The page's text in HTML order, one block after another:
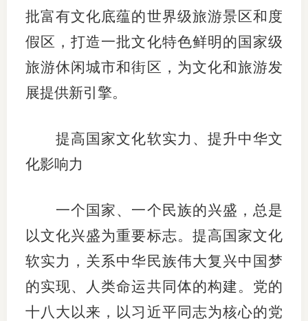
批富有文化底蕴的世界级旅游景区和度
假区，打造一批文化特色鲜明的国家级
旅游休闲城市和街区，为文化和旅游发
展提供新引擎。
提高国家文化软实力、提升中华文
化影响力
一个国家、一个民族的兴盛，总是
以文化兴盛为重要标志。提高国家文化
软实力，关系中华民族伟大复兴中国梦
的实现、人类命运共同体的构建。党的
十八大以来，以习近平同志为核心的党